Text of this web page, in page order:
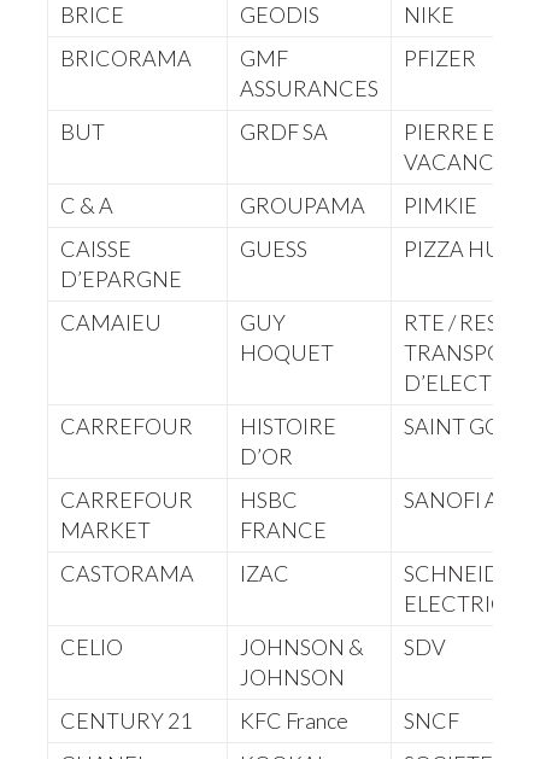
BRICE GEODIS
NIKE
BRICORAMA
GMF
ASSURANCES
PFIZER
BUT GRDF SA
PIERRE ET
VACANCES
C & A
GROUPAMA
PIMKIE
CAISSE
D’EPARGNE
GUESS PIZZA HUT
CAMAIEU
GUY
HOQUET
RTE /
TRANSPORT
CARREFOUR
HISTOIRE
D’OR
SAINT
CARREFOUR
MARKET
HSBC
FRANCE
SANOFI
CASTORAMA IZAC
SCHNEIDER
ELECTRIC
CELIO
JOHNSON &
JOHNSON
SDV
CENTURY 21 KFC France
SNCF